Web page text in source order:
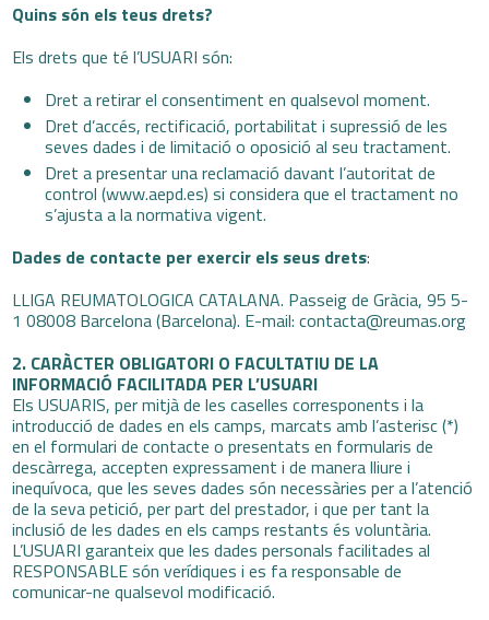
Quins són els teus drets?
Els drets que té l’USUARI són:
Dret a retirar el consentiment en qualsevol moment.
Dret d’accés, rectificació, portabilitat i supressió de les
seves dades i de limitació o oposició al seu tractament.
Dret a presentar una reclamació davant l’autoritat de
control (www.aepd.es) si considera que el tractament no
s’ajusta a la normativa vigent.
Dades de contacte per exercir els seus drets:
LLIGA REUMATOLOGICA CATALANA. Passeig de Gràcia, 95 5-
1 08008 Barcelona (Barcelona). E-mail: contacta@reumas.org
2. CARÀCTER OBLIGATORI O FACULTATIU DE LA
INFORMACIÓ FACILITADA PER L’USUARI
Els USUARIS, per mitjà de les caselles corresponents i la
introducció de dades en els camps, marcats amb l’asterisc (*)
en el formulari de contacte o presentats en formularis de
descàrrega, accepten expressament i de manera lliure i
inequívoca, que les seves dades són necessàries per a l’atenció
de la seva petició, per part del prestador, i que per tant la
inclusió de les dades en els camps restants és voluntària.
L’USUARI garanteix que les dades personals facilitades al
RESPONSABLE són verídiques i es fa responsable de
comunicar-ne qualsevol modificació.